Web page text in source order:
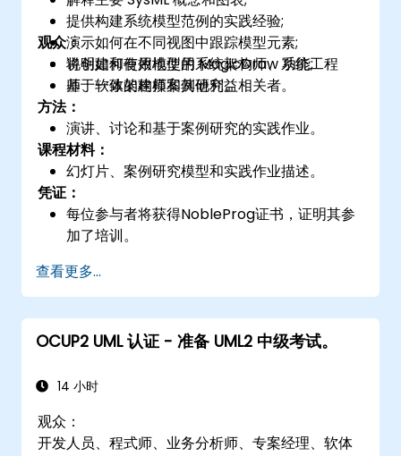
提供构建系统模型范例的实践经验;
演示如何在不同视图中跟踪模型元素;
说明如何有效地使用 MagicDraw 功能;
基于一致的建模案例研究。
观众：
将创建和使用模型的系统架构师、系统工程
师、软体架构师和其他利益相关者。
方法：
演讲、讨论和基于案例研究的实践作业。
课程材料：
幻灯片、案例研究模型和实践作业描述。
凭证：
每位参与者将获得NobleProg证书，证明其参
加了培训。
查看更多...
OCUP2 UML 认证 - 准备 UML2 中级考试。
14 小时
观众：
开发人员、程式师、业务分析师、专案经理、软体